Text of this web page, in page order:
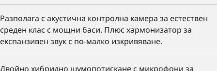
Разполага с акустична контролна камера за естествен
среден клас с мощни баси. Плюс хармонизатор за
експанзивен звук с по-малко изкривяване.
Двойно хибридно шумопотискане с микрофони за